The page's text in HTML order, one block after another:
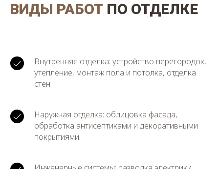
ВИДЫ РАБОТ ПО ОТДЕЛКЕ
Внутренняя отделка: устройство перегородок,
утепление, монтаж пола и потолка, отделка
стен.
Наружная отделка: облицовка фасада,
обработка антисептиками и декоративными
покрытиями.